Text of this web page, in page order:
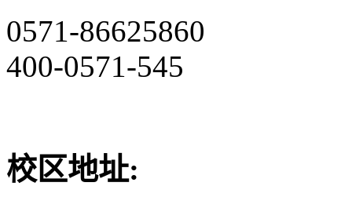
0571-86625860
400-0571-545
校区地址: